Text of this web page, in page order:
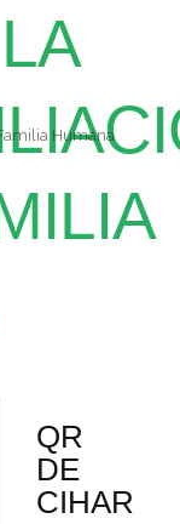
Humana
QR
DE
CIHAR